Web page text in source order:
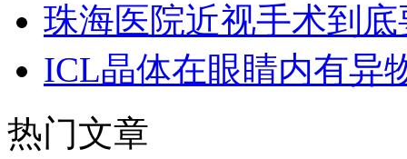
珠海医院近视手术到
ICL晶体在眼睛内有异
热门文章